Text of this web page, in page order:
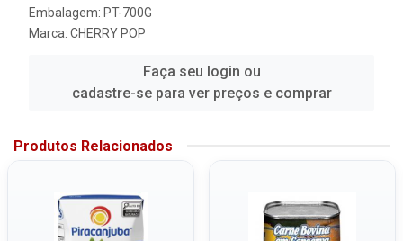
Embalagem: PT-700G
Marca: CHERRY POP
Faça seu login ou
cadastre-se para ver preços e comprar
Produtos Relacionados